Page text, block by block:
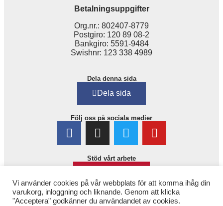
Betalningsuppgifter
Org.nr.: 802407-8779
Postgiro: 120 89 08-2
Bankgiro: 5591-9484
Swishnr: 123 338 4989
Dela denna sida
Dela sida
Följ oss på sociala medier
Stöd vårt arbete
Vi använder cookies på vår webbplats för att komma ihåg din
varukorg, inloggning och liknande. Genom att klicka
"Acceptera" godkänner du användandet av cookies.